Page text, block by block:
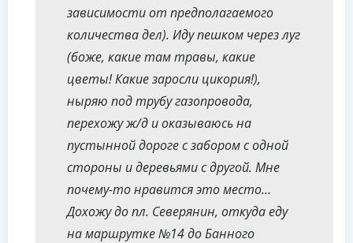
зависимости от предполагаемого
количества дел). Иду пешком через луг
(боже, какие там травы, какие
цветы! Какие заросли цикория!),
ныряю под трубу газопровода,
перехожу ж/д и оказываюсь на
пустынной дороге с забором с одной
стороны и деревьями с другой. Мне
почему-то нравится это место…
Дохожу до пл. Северянин, откуда еду
на маршрутке №14 до Банного